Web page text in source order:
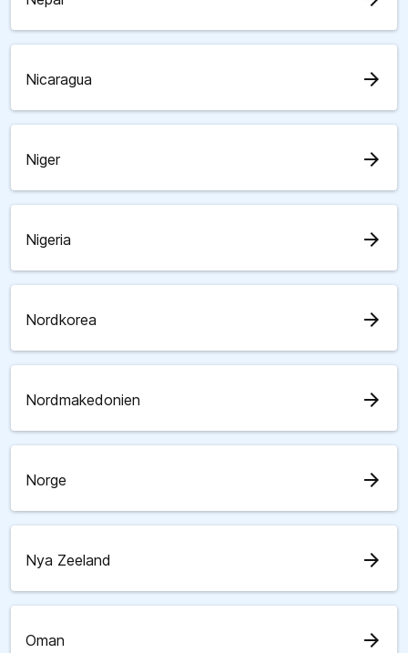
Nicaragua arrow_forward
Niger arrow_forward
Nigeria arrow_forward
Nordkorea arrow_forward
Nordmakedonien arrow_forward
Norge arrow_forward
Nya Zeeland arrow_forward
Oman arrow_forward